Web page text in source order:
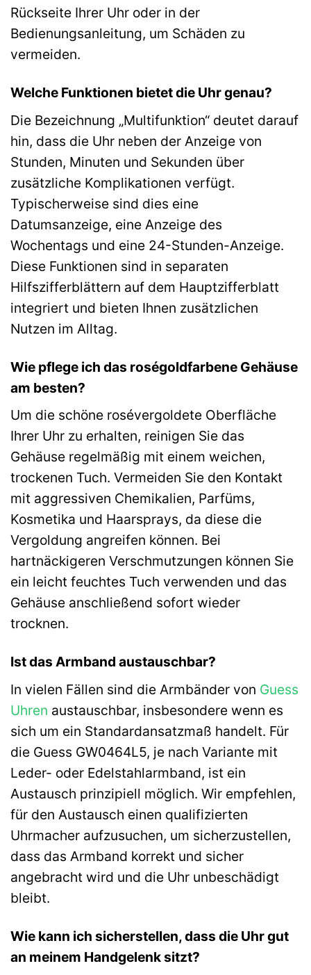
Rückseite Ihrer Uhr oder in der
Bedienungsanleitung, um Schäden zu
vermeiden.
Welche Funktionen bietet die Uhr genau?
Die Bezeichnung „Multifunktion“ deutet darauf
hin, dass die Uhr neben der Anzeige von
Stunden, Minuten und Sekunden über
zusätzliche Komplikationen verfügt.
Typischerweise sind dies eine
Datumsanzeige, eine Anzeige des
Wochentags und eine 24-Stunden-Anzeige.
Diese Funktionen sind in separaten
Hilfszifferblättern auf dem Hauptzifferblatt
integriert und bieten Ihnen zusätzlichen
Nutzen im Alltag.
Wie pflege ich das roségoldfarbene Gehäuse
am besten?
Um die schöne rosévergoldete Oberfläche
Ihrer Uhr zu erhalten, reinigen Sie das
Gehäuse regelmäßig mit einem weichen,
trockenen Tuch. Vermeiden Sie den Kontakt
mit aggressiven Chemikalien, Parfüms,
Kosmetika und Haarsprays, da diese die
Vergoldung angreifen können. Bei
hartnäckigeren Verschmutzungen können Sie
ein leicht feuchtes Tuch verwenden und das
Gehäuse anschließend sofort wieder
trocknen.
Ist das Armband austauschbar?
In vielen Fällen sind die Armbänder von Guess
Uhren austauschbar, insbesondere wenn es
sich um ein Standardansatzmaß handelt. Für
die Guess GW0464L5, je nach Variante mit
Leder- oder Edelstahlarmband, ist ein
Austausch prinzipiell möglich. Wir empfehlen,
für den Austausch einen qualifizierten
Uhrmacher aufzusuchen, um sicherzustellen,
dass das Armband korrekt und sicher
angebracht wird und die Uhr unbeschädigt
bleibt.
Wie kann ich sicherstellen, dass die Uhr gut
an meinem Handgelenk sitzt?